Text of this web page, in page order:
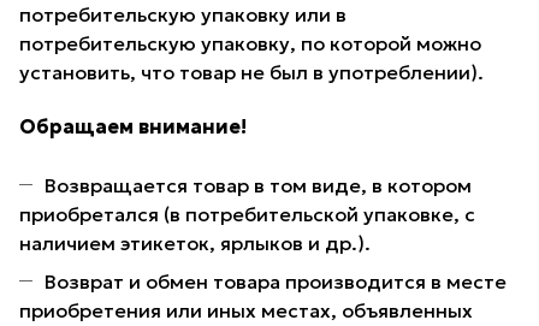
потребительскую упаковку или в
потребительскую упаковку, по которой можно
установить, что товар не был в употреблении).
Обращаем внимание!
Возвращается товар в том виде, в котором
приобретался (в потребительской упаковке, с
наличием этикеток, ярлыков и др.).
Возврат и обмен товара производится в месте
приобретения или иных местах, объявленных